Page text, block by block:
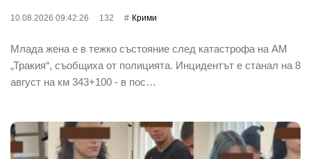
10.08.2026 09:42:26 132 Крими
Млада жена е в тежко състояние след катастрофа на АМ
„Тракия“, съобщиха от полицията. Инцидентът е станал на 8
август на км 343+100 - в пос…